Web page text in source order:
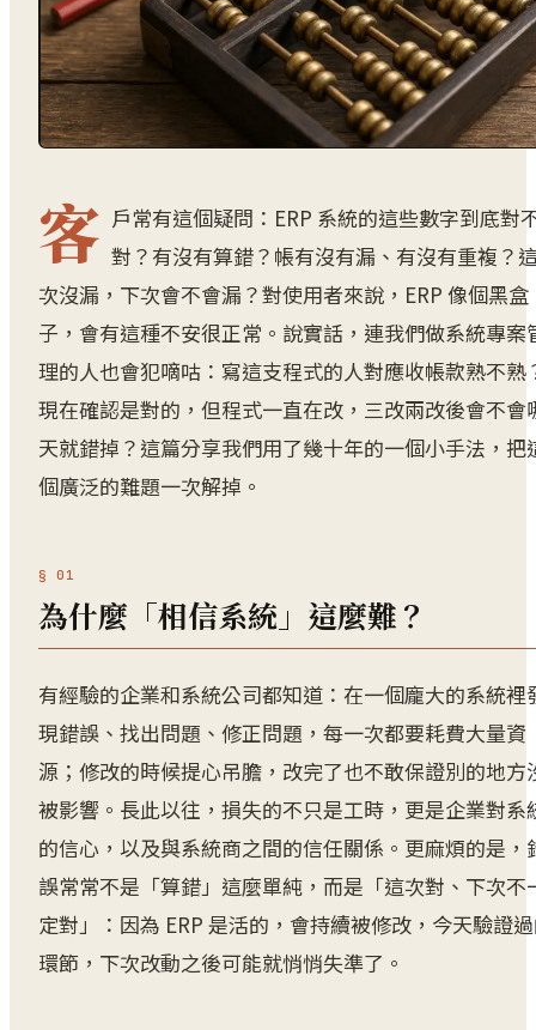
客 戶常有這個疑問：ERP 系統的這些數字到底對
對？有沒有算錯？帳有沒有漏、有沒有重複？
次沒漏，下次會不會漏？對使用者來說，ERP 像個黑盒
子，會有這種不安很正常。說實話，連我們做系統專案
理的人也會犯嘀咕：寫這支程式的人對應收帳款熟不熟
現在確認是對的，但程式一直在改，三改兩改後會不會
天就錯掉？這篇分享我們用了幾十年的一個小手法，把
個廣泛的難題一次解掉。
為什麼「相信系統」這麼難？
有經驗的企業和系統公司都知道：在一個龐大的系統裡
現錯誤、找出問題、修正問題，每一次都要耗費大量資
源；修改的時候提心吊膽，改完了也不敢保證別的地方
被影響。長此以往，損失的不只是工時，更是企業對系
的信心，以及與系統商之間的信任關係。更麻煩的是，
誤常常不是「算錯」這麼單純，而是「這次對、下次不
定對」：因為 ERP 是活的，會持續被修改，今天驗證
環節，下次改動之後可能就悄悄失準了。